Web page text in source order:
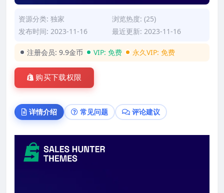
资源分类: 独家
浏览热度: (25)
发布时间: 2023-11-16
最近更新: 2023-11-16
注册会员: 9.9金币 VIP: 免费 永久VIP: 免费
购买下载权限
详情介绍 常见问题 评论建议